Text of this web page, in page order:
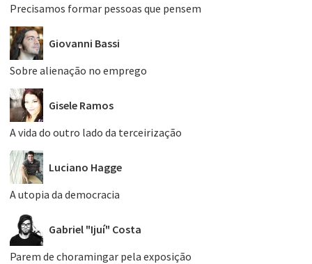
Precisamos formar pessoas que pensem
Giovanni Bassi
Sobre alienação no emprego
Gisele Ramos
A vida do outro lado da terceirização
Luciano Hagge
A utopia da democracia
Gabriel "Ijuí" Costa
Parem de choramingar pela exposição